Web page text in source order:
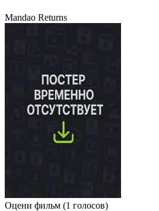
Mandao Returns
Оцени фильм (1 голосов)